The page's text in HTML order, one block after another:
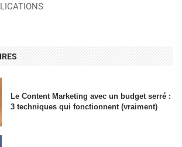
Le Content Marketing avec un budget serré :
3 techniques qui fonctionnent (vraiment)